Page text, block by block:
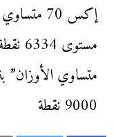
9000 نقطة